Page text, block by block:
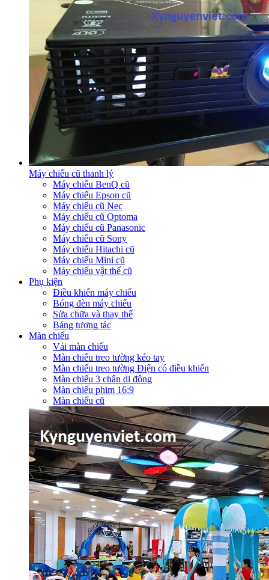
Máy chiếu cũ thanh lý
Máy chiếu BenQ cũ
Máy chiếu Epson cũ
Máy chiếu cũ Nec
Máy chiếu cũ Optoma
Máy chiếu cũ Panasonic
Máy chiếu cũ Sony
Máy chiếu Hitachi cũ
Máy chiếu Mini cũ
Máy chiếu vật thể cũ
Phụ kiện
Điều khiển máy chiếu
Bóng đèn máy chiếu
Sửa chữa và thay thế
Bảng tương tác
Màn chiếu
Vải màn chiếu
Màn chiếu treo tường kéo tay
Màn chiếu treo tường Điện có điều khiển
Màn chiếu 3 chân di động
Màn chiếu phim 16:9
Màn chiếu cũ